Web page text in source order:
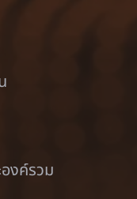
งค์รวม